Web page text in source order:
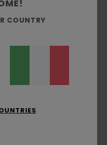
medio
questo prodotto
COUNTRY